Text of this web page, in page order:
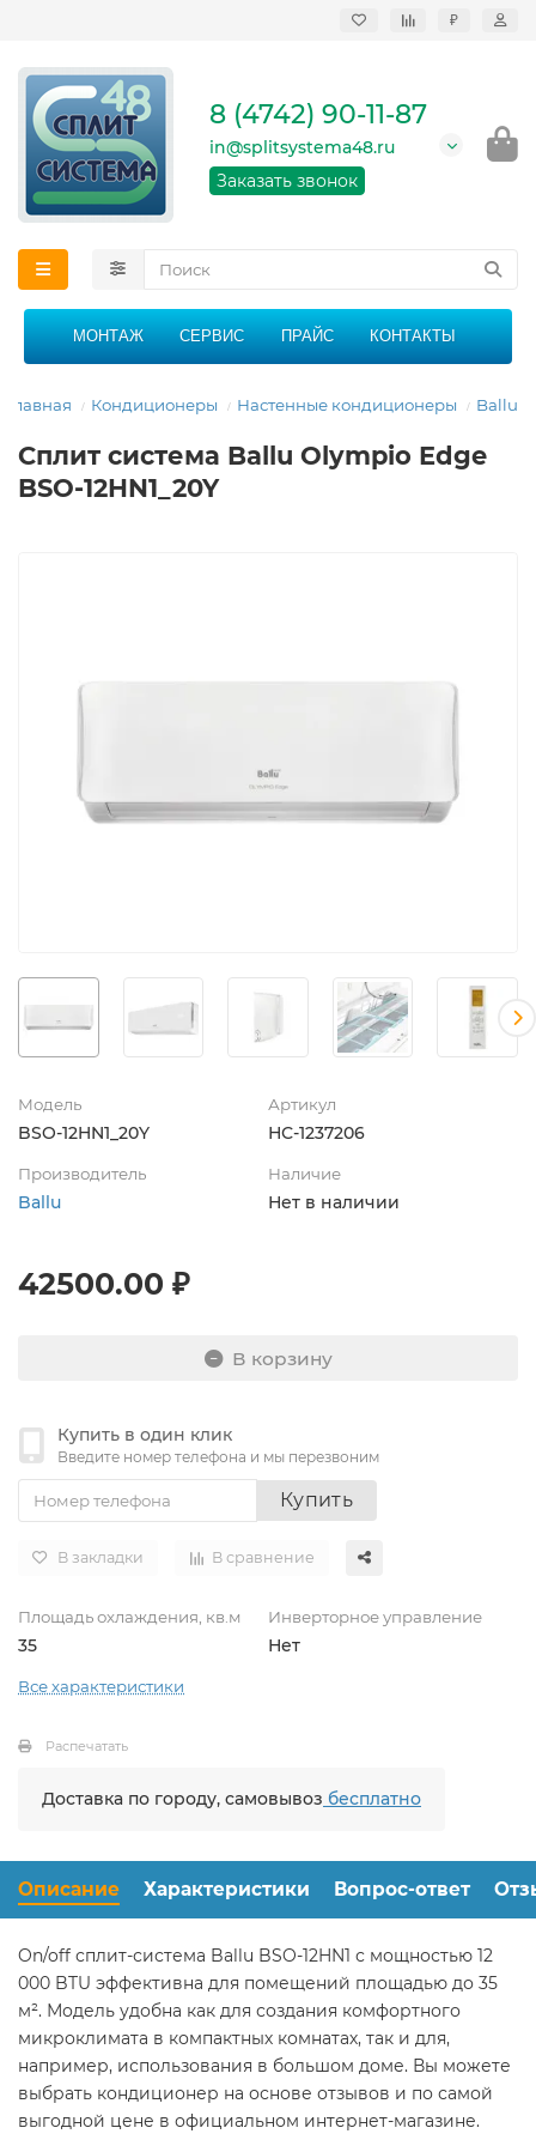
₽
кондиционеров в
области
График работы: 9:00 -
21:00 без перерыва и
8 (4742) 90-11-87
in@splitsystema48.ru
Заказать звонок
МОНТАЖ СЕРВИС ПРАЙС КОНТАКТЫ
Главная Кондиционеры Настенные кондиционеры Ballu
Сплит система Ballu Olympio Edge
BSO-12HN1_20Y
Модель
BSO-12HN1_20Y
Артикул
НС-1237206
Производитель
Ballu
Наличие
Нет в наличии
42500.00 ₽
В корзину
Купить в один клик
Введите номер телефона и мы перезвоним
Купить
В закладки В сравнение
Площадь охлаждения, кв.м
35
Инверторное управление
Нет
Все характеристики
Распечатать
Доставка по городу, самовывоз бесплатно
Описание Характеристики Вопрос-ответ
On/off сплит-система Ballu BSO-12HN1 с мощностью 12
000 BTU эффективна для помещений площадью до 35
м². Модель удобна как для создания комфортного
микроклимата в компактных комнатах, так и для,
например, использования в большом доме. Вы можете
выбрать кондиционер на основе отзывов и по самой
выгодной цене в официальном интернет-магазине.